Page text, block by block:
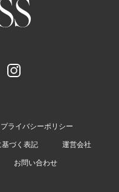
プライバシーポリシー
づく表記 運営会社
お問い合わせ